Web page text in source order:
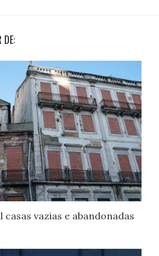
DE:
vazias e abandonadas